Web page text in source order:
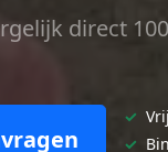
direct
✓
✓